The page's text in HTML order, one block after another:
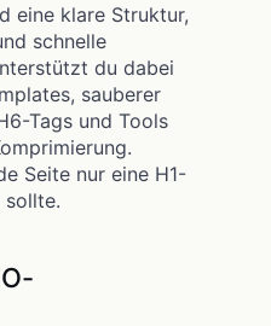
eine klare Struktur,
schnelle
du dabei
sauberer
Tags und Tools
Seite nur eine H1-
sollte.